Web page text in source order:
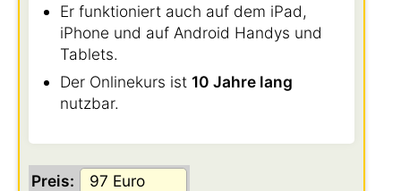
Er funktioniert auch auf dem iPad,
iPhone und auf Android Handys und
Tablets.
Der Onlinekurs ist 10 Jahre lang
nutzbar.
Preis: